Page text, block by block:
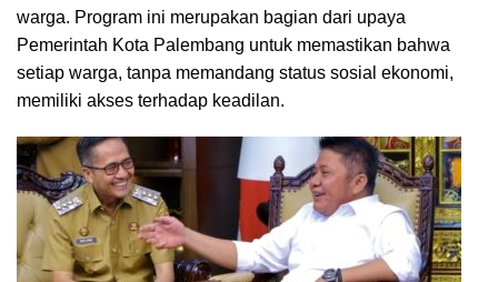
warga. Program ini merupakan bagian dari upaya
Pemerintah Kota Palembang untuk memastikan bahwa
setiap warga, tanpa memandang status sosial ekonomi,
memiliki akses terhadap keadilan.